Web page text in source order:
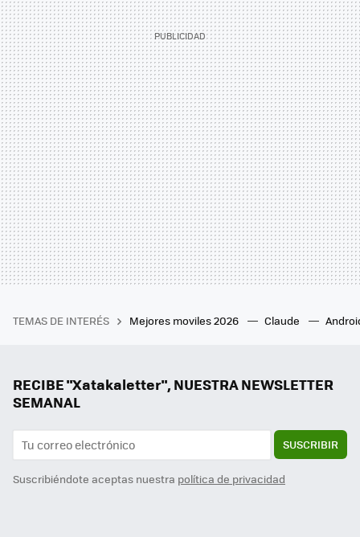
TEMAS DE INTERÉS Mejores moviles 2026 Claude
RECIBE "Xatakaletter", NUESTRA NEWSLETTER
SEMANAL
SUSCRIBIR
Suscribiéndote aceptas nuestra política de privacidad